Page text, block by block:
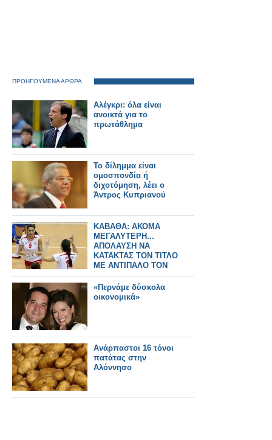
ΠΡΟΗΓΟΥΜΕΝΑ ΑΡΘΡΑ
Αλέγκρι: όλα είναι
ανοικτά για το
πρωτάθλημα
Το δίλημμα είναι
ομοσπονδία ή
διχοτόμηση, λέει ο
Άντρος Κυπριανού
ΚΑΒΑΘΑ: ΑΚΟΜΑ
ΜΕΓΑΛΥΤΕΡΗ...
ΑΠΟΛΑΥΣΗ ΝΑ
ΚΑΤΑΚΤΑΣ ΤΟΝ ΤΙΤΛΟ
ΜΕ ΑΝΤΙΠΑΛΟ ΤΟΝ
ΠΑΟ
«Περνάμε δύσκολα
οικονομικά»
Ανάρπαστοι 16 τόνοι
πατάτας στην
Αλόννησο